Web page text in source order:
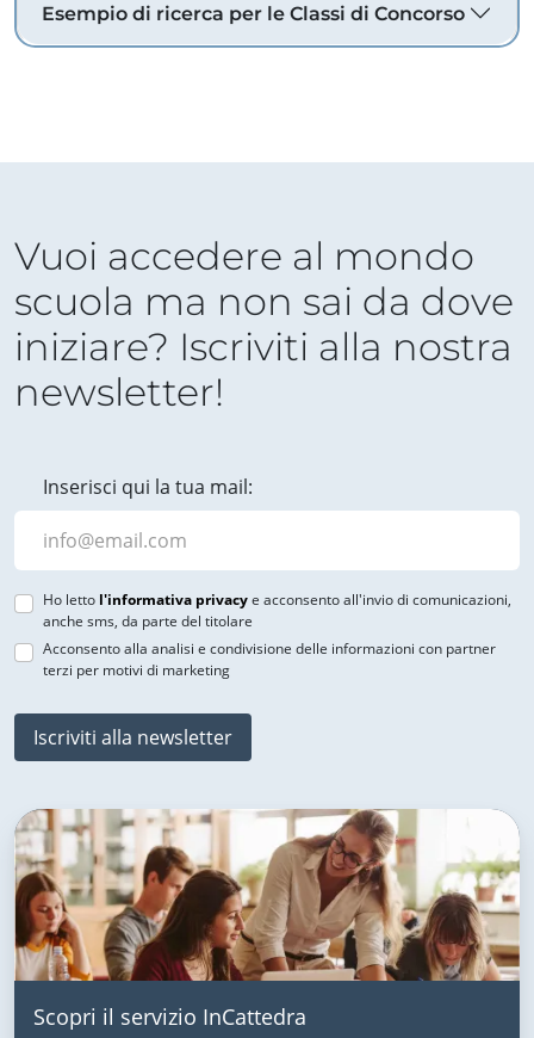
Esempio di ricerca per le Classi di Concorso
Vuoi accedere al mondo
scuola ma non sai da dove
iniziare? Iscriviti alla nostra
newsletter!
Inserisci qui la tua mail:
Ho letto l'informativa privacye acconsento all'invio di comunicazioni,
anche sms, da parte del titolare
Acconsento alla analisi e condivisione delle informazioni con partner
terzi per motivi di marketing
Iscriviti alla newsletter
Scopri il servizio InCattedra